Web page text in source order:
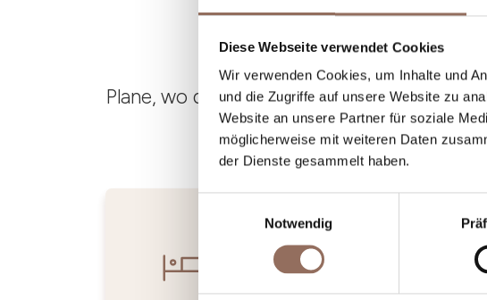
Diese Webseite verwendet Cookies
Wir verwenden Cookies, um Inhalte und
und die Zugriffe auf unsere Website zu
Website an unsere Partner für soziale
möglicherweise mit weiteren Daten
der Dienste gesammelt haben.
Notwendig
Plane, wo du übernachtest und isst, was